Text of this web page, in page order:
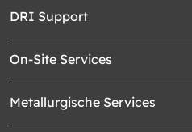
DRI Support
On-Site Services
Metallurgische Services